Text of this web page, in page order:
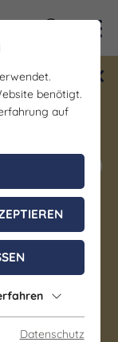
Saale-
18.12.
mitmachen
der
benötigt.
auf
Datenschutz